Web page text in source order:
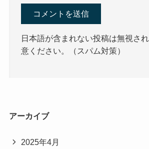
日本語が含まれない投稿は無視さ
意ください。（スパム対策）
アーカイブ
2025年4月